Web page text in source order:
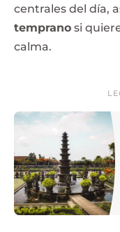
centrales del día,
temprano si
calma.